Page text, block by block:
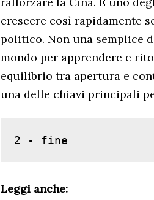
crescere così rapidamente
politico. Non una semplice
mondo per apprendere e
equilibrio tra apertura e
una delle chiavi principali
2 - fine
Leggi anche: